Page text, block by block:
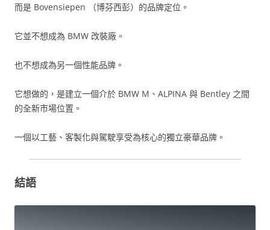
而是 Bovensiepen （博芬西彭）的品牌定位。
它並不想成為 BMW 改裝廠。
也不想成為另一個性能品牌。
它想做的，是建立一個介於 BMW M、ALPINA 與 Bentley 之間
的全新市場位置。
一個以工藝、客製化與駕駛享受為核心的獨立豪華品牌。
結語